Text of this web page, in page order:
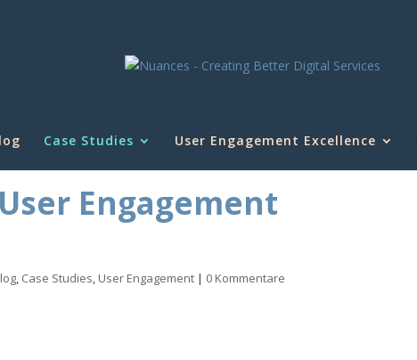
Case Studies User Engagement Excellence
User Engagement
, Case Studies, User Engagement | 0 Kommentare